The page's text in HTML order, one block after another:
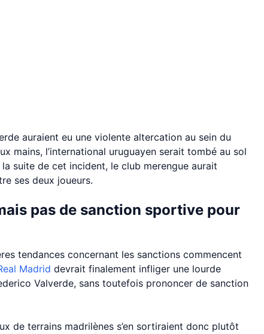
auraient eu une violente altercation au sein du
mains, l’international uruguayen serait tombé au sol
suite de cet incident, le club merengue aurait
ses deux joueurs.
pas de sanction sportive pour
tendances concernant les sanctions commencent
Madrid devrait finalement infliger une lourde
Valverde, sans toutefois prononcer de sanction
de terrains madrilènes s’en sortiraient donc plutôt